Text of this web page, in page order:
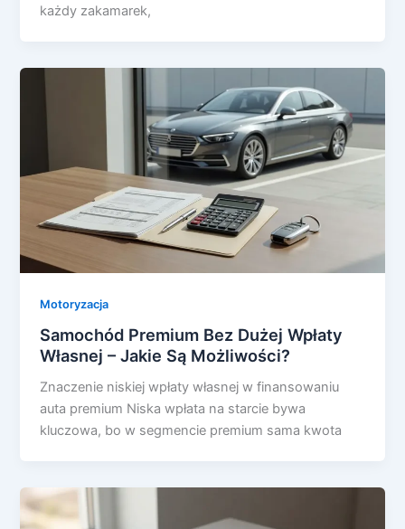
każdy zakamarek,
Motoryzacja
Samochód Premium Bez Dużej Wpłaty
Własnej – Jakie Są Możliwości?
Znaczenie niskiej wpłaty własnej w finansowaniu
auta premium Niska wpłata na starcie bywa
kluczowa, bo w segmencie premium sama kwota